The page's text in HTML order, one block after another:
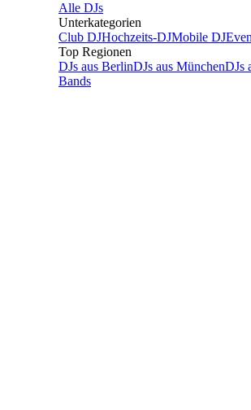
Alle DJs
Unterkategorien
Club DJHochzeits-DJMobile DJ
Top Regionen
DJs aus BerlinDJs aus MünchenDJs
Bands